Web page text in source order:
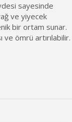
sayesinde
ve yiyecek
bir ortam sunar.
ve ömrü artırılabilir.